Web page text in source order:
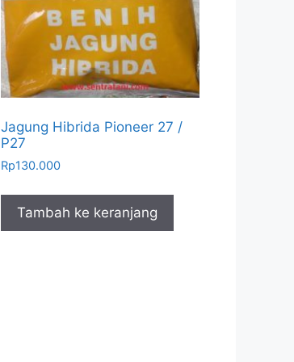
Jagung Hibrida Pioneer 27 /
P27
Rp130.000
Tambah ke keranjang